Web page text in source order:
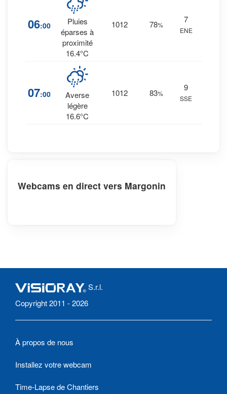
06:00
Pluies
éparses à
proximité
16.4°C
1012 78%
7
ENE
07:00
Averse
légère
16.6°C
1012 83%
9
SSE
Webcams en direct vers Margonin
S.r.l.
Copyright 2011 - 2026
À propos de nous
Installez votre webcam
Time-Lapse de Chantiers